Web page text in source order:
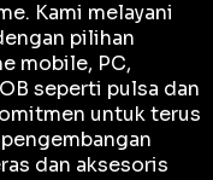
Kami melayani
pilihan
mobile, PC,
seperti pulsa dan
untuk terus
dan aksesoris